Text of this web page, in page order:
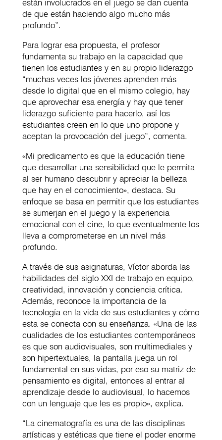
están involucrados en el juego se dan cuenta
de que están haciendo algo mucho más
profundo”.
Para lograr esa propuesta, el profesor
fundamenta su trabajo en la capacidad que
tienen los estudiantes y en su propio liderazgo
“muchas veces los jóvenes aprenden más
desde lo digital que en el mismo colegio, hay
que aprovechar esa energía y hay que tener
liderazgo suficiente para hacerlo, así los
estudiantes creen en lo que uno propone y
aceptan la provocación del juego”, comenta.
«Mi predicamento es que la educación tiene
que desarrollar una sensibilidad que le permita
al ser humano descubrir y apreciar la belleza
que hay en el conocimiento», destaca. Su
enfoque se basa en permitir que los estudiantes
se sumerjan en el juego y la experiencia
emocional con el cine, lo que eventualmente los
lleva a comprometerse en un nivel más
profundo.
A través de sus asignaturas, Víctor aborda las
habilidades del siglo XXI de trabajo en equipo,
creatividad, innovación y conciencia crítica.
Además, reconoce la importancia de la
tecnología en la vida de sus estudiantes y cómo
esta se conecta con su enseñanza. «Una de las
cualidades de los estudiantes contemporáneos
es que son audiovisuales, son multimediales y
son hipertextuales, la pantalla juega un rol
fundamental en sus vidas, por eso su matriz de
pensamiento es digital, entonces al entrar al
aprendizaje desde lo audiovisual, lo hacemos
con un lenguaje que les es propio», explica.
“La cinematografía es una de las disciplinas
artísticas y estéticas que tiene el poder enorme